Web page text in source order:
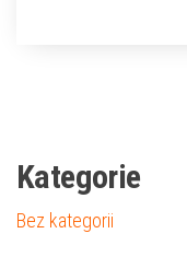
Kategorie
Bez kategorii